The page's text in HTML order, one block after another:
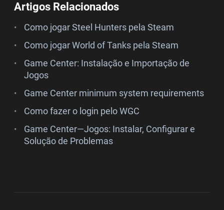
Artigos Relacionados
Como jogar Steel Hunters pela Steam
Como jogar World of Tanks pela Steam
Game Center: Instalação e Importação de
Jogos
Game Center minimum system requirements
Como fazer o login pelo WGC
Game Center—Jogos: Instalar, Configurar e
Solução de Problemas